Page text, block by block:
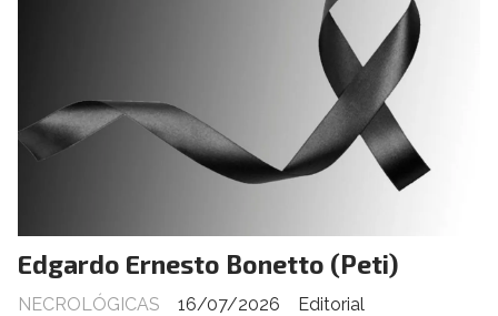
Edgardo Ernesto Bonetto (Peti)
Editorial
NECROLÓGICAS
16/07/2026